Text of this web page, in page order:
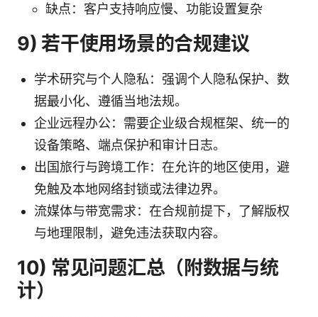
缺点：客户支持响应慢、功能设置复杂
9) 若干使用场景的合规建议
学术研究与个人隐私：强调个人隐私保护、数
据最小化、遵循当地法规。
企业远程办公：需要企业级合规框架、统一的
设备策略、端点保护和审计日志。
出国旅行与跨境工作：在允许的地区使用，避
免触及本地网络封锁或法律边界。
流媒体与带宽需求：在合规前提下，了解版权
与地理限制，避免违法获取内容。
10) 常见问题汇总（附数据与统
计）